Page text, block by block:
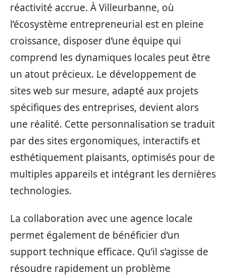
réactivité accrue. À Villeurbanne, où
l’écosystème entrepreneurial est en pleine
croissance, disposer d’une équipe qui
comprend les dynamiques locales peut être
un atout précieux. Le développement de
sites web sur mesure, adapté aux projets
spécifiques des entreprises, devient alors
une réalité. Cette personnalisation se traduit
par des sites ergonomiques, interactifs et
esthétiquement plaisants, optimisés pour de
multiples appareils et intégrant les dernières
technologies.
La collaboration avec une agence locale
permet également de bénéficier d’un
support technique efficace. Qu’il s’agisse de
résoudre rapidement un problème